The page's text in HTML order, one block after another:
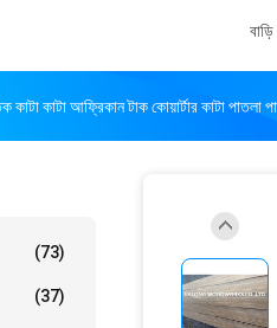
বাড়ি
কাটা কাটা আফ্রিকান টাক কোয়ার্টার কাটা পাতলা
(73)
(37)